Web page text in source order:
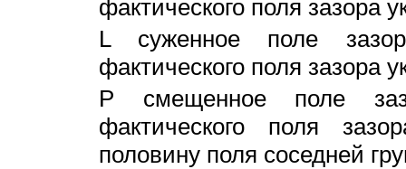
фактического поля зазора
L суженное поле
фактического поля зазора
P смещенное поле
фактического поля
половину поля соседней